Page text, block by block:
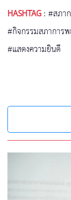
HASHTAG:#สภา
#กิจกรรมสภาการ
#แสดงความยินดี